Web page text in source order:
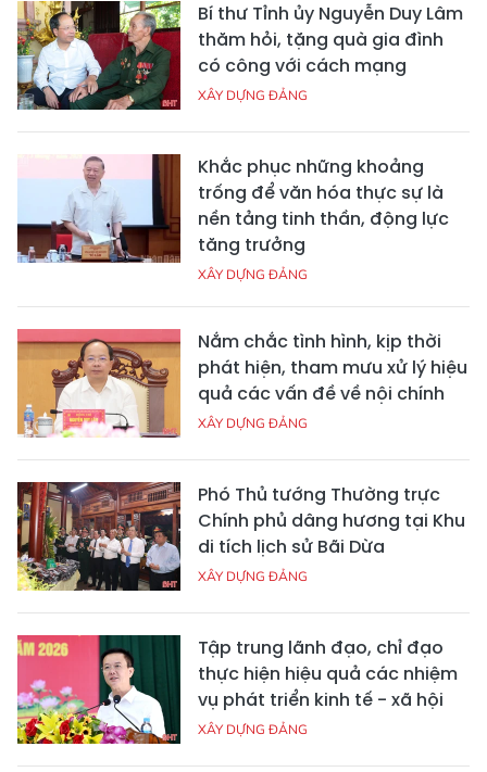
Bí thư Tỉnh ủy Nguyễn Duy Lâm
thăm hỏi, tặng quà gia đình
có công với cách mạng
XÂY DỰNG ĐẢNG
Khắc phục những khoảng
trống để văn hóa thực sự là
nền tảng tinh thần, động lực
tăng trưởng
XÂY DỰNG ĐẢNG
Nắm chắc tình hình, kịp thời
phát hiện, tham mưu xử lý hiệu
quả các vấn đề về nội chính
XÂY DỰNG ĐẢNG
Phó Thủ tướng Thường trực
Chính phủ dâng hương tại Khu
di tích lịch sử Bãi Dừa
XÂY DỰNG ĐẢNG
Tập trung lãnh đạo, chỉ đạo
thực hiện hiệu quả các nhiệm
vụ phát triển kinh tế - xã hội
XÂY DỰNG ĐẢNG